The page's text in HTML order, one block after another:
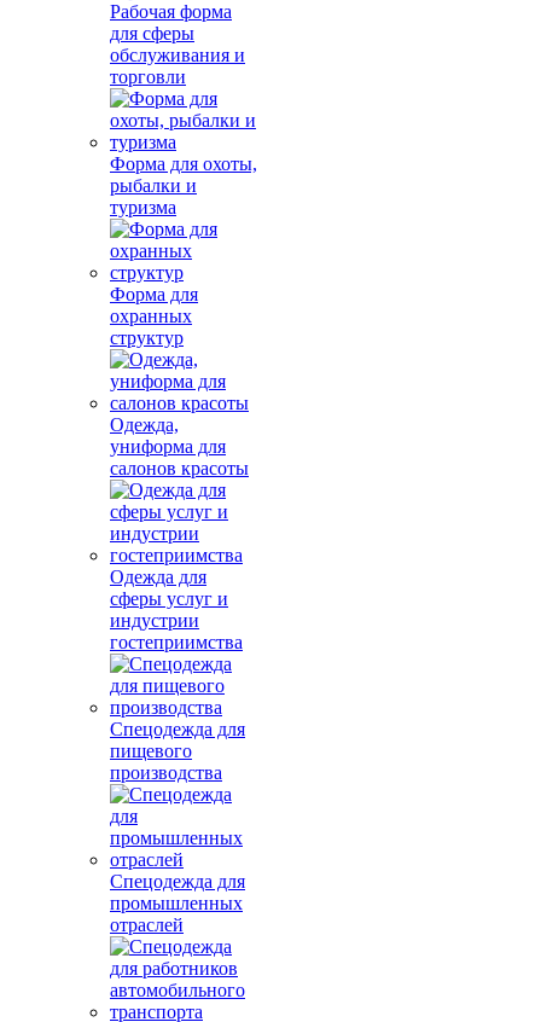
Рабочая форма
для сферы
обслуживания и
торговли
Форма для охоты,
рыбалки и
туризма
Форма для
охранных
структур
Одежда,
униформа для
салонов красоты
Одежда для
сферы услуг и
индустрии
гостеприимства
Спецодежда для
пищевого
производства
Спецодежда для
промышленных
отраслей